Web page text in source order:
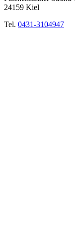
24159 Kiel
Tel. 0431-3104947